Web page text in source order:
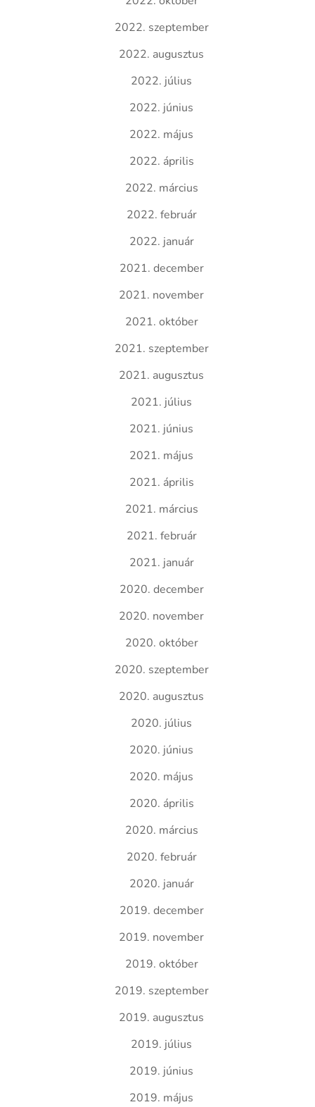
2022. szeptember
2022. augusztus
2022. július
2022. június
2022. május
2022. április
2022. március
2022. február
2022. január
2021. december
2021. november
2021. október
2021. szeptember
2021. augusztus
2021. július
2021. június
2021. május
2021. április
2021. március
2021. február
2021. január
2020. december
2020. november
2020. október
2020. szeptember
2020. augusztus
2020. július
2020. június
2020. május
2020. április
2020. március
2020. február
2020. január
2019. december
2019. november
2019. október
2019. szeptember
2019. augusztus
2019. július
2019. június
2019. május